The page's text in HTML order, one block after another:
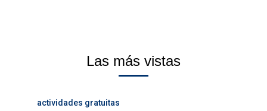
Las más vistas
actividades gratuitas